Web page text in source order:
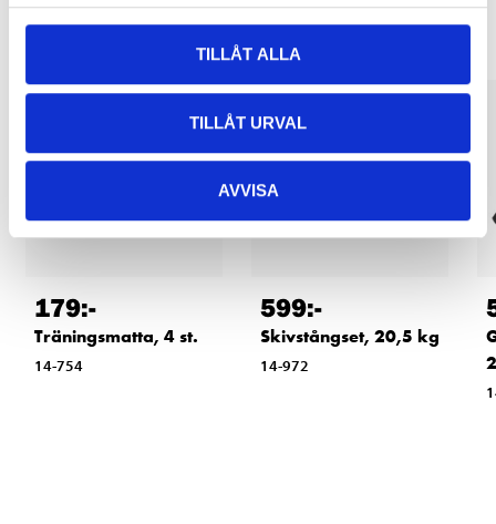
TILLÅT ALLA
TILLÅT URVAL
AVVISA
179:-
Träningsmatta, 4 st.
14-754
599:-
Skivstångset, 20,5 kg
14-972